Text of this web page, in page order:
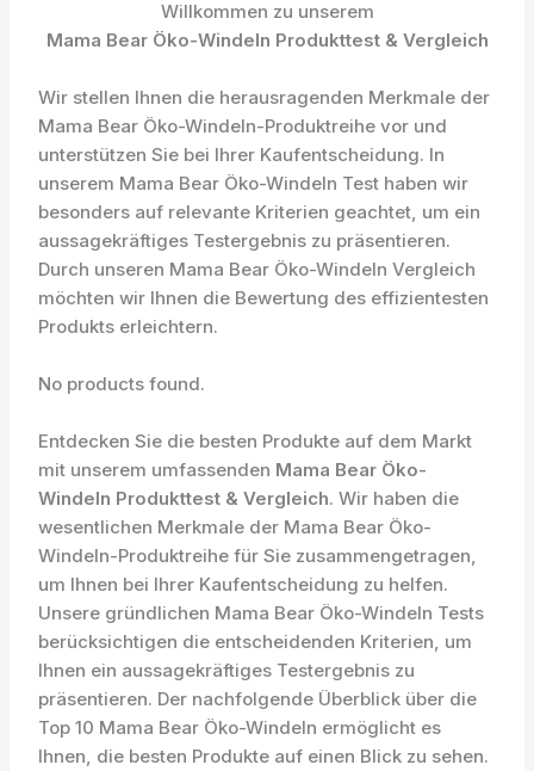
Willkommen zu unserem
Mama Bear Öko-Windeln Produkttest & Vergleich
Wir stellen Ihnen die herausragenden Merkmale der
Mama Bear Öko-Windeln-Produktreihe vor und
unterstützen Sie bei Ihrer Kaufentscheidung. In
unserem Mama Bear Öko-Windeln Test haben wir
besonders auf relevante Kriterien geachtet, um ein
aussagekräftiges Testergebnis zu präsentieren.
Durch unseren Mama Bear Öko-Windeln Vergleich
möchten wir Ihnen die Bewertung des effizientesten
Produkts erleichtern.
No products found.
Entdecken Sie die besten Produkte auf dem Markt
mit unserem umfassenden Mama Bear Öko-
Windeln Produkttest & Vergleich. Wir haben die
wesentlichen Merkmale der Mama Bear Öko-
Windeln-Produktreihe für Sie zusammengetragen,
um Ihnen bei Ihrer Kaufentscheidung zu helfen.
Unsere gründlichen Mama Bear Öko-Windeln Tests
berücksichtigen die entscheidenden Kriterien, um
Ihnen ein aussagekräftiges Testergebnis zu
präsentieren. Der nachfolgende Überblick über die
Top 10 Mama Bear Öko-Windeln ermöglicht es
Ihnen, die besten Produkte auf einen Blick zu sehen.